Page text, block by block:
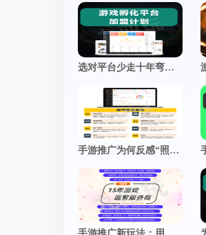
不一样的游戏体验
短信接口
加游戏活跃度
自定义专题页
让您的游戏平台与众不同
官网小程序，推广更方便
查看更多
选对平台少走十年弯路：一套靠谱的手游联运系统，到底长什么样？
手游推广为何反感“照骗”？真实体验，才是留存的终极密码